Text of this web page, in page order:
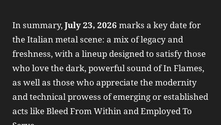
In summary, July 23, 2026 marks a key date for
the Italian metal scene: a mix of legacy and
freshness, with a lineup designed to satisfy those
who love the dark, powerful sound of In Flames,
as well as those who appreciate the modernity
and technical prowess of emerging or established
acts like Bleed From Within and Employed To